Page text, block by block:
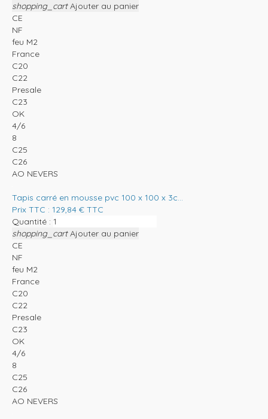
shopping_cart Ajouter au panier
CE
NF
feu M2
France
C20
C22
Presale
C23
OK
4/6
8
C25
C26
AO NEVERS
Tapis carré en mousse pvc 100 x 100 x 3c...
Prix TTC : 129,84 € TTC
Quantité :
shopping_cart Ajouter au panier
CE
NF
feu M2
France
C20
C22
Presale
C23
OK
4/6
8
C25
C26
AO NEVERS